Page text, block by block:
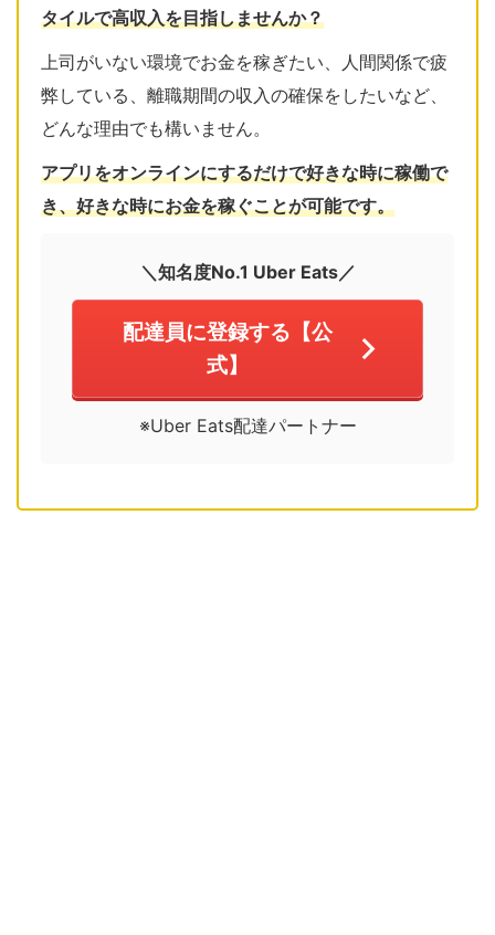
タイルで高収入を目指しませんか？
上司がいない環境でお金を稼ぎたい、人間関係で疲
弊している、離職期間の収入の確保をしたいなど、
どんな理由でも構いません。
アプリをオンラインにするだけで好きな時に稼働で
き、好きな時にお金を稼ぐことが可能です。
＼知名度No.1 Uber Eats／
配達員に登録する【公
式】
※Uber Eats配達パートナー